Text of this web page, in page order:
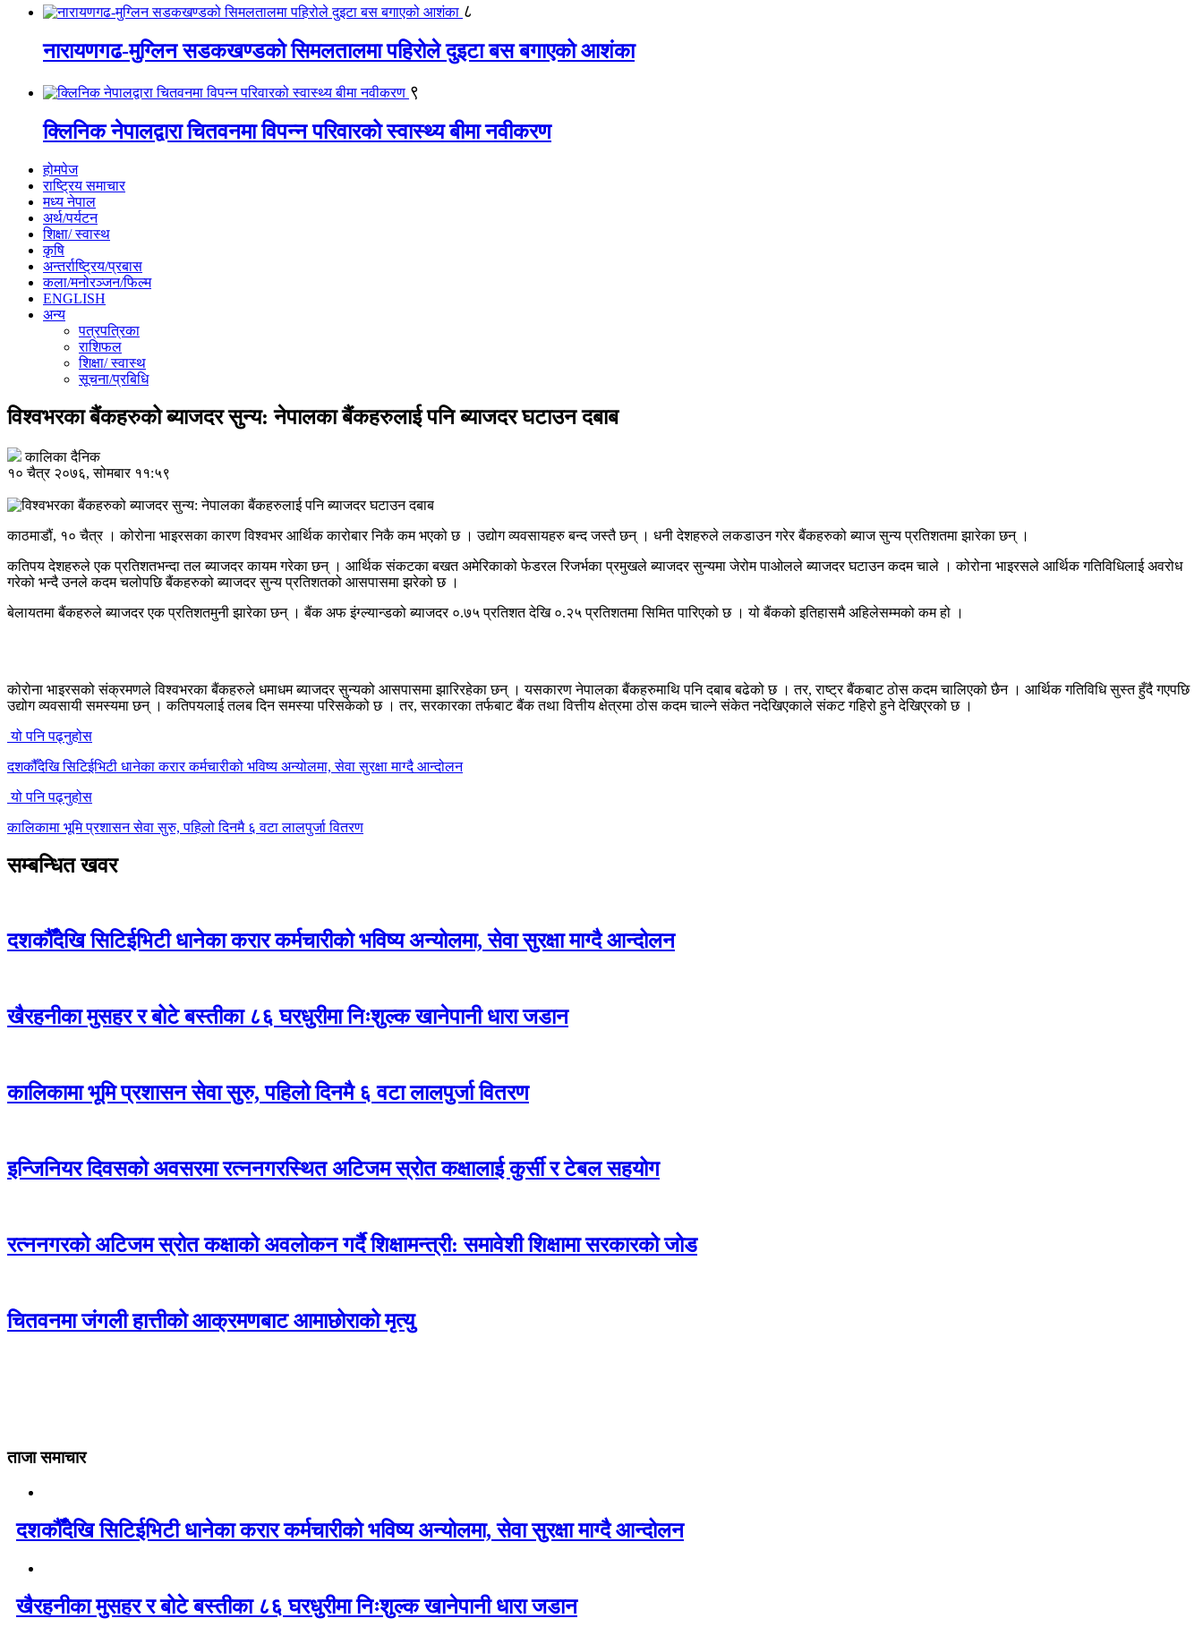
८
नारायणगढ-मुग्लिन सडकखण्डको सिमलतालमा पहिरोले दुइटा बस बगाएको आशंका
९
क्लिनिक नेपालद्वारा चितवनमा विपन्न परिवारको स्वास्थ्य बीमा नवीकरण
होमपेज
राष्ट्रिय समाचार
मध्य नेपाल
अर्थ/पर्यटन
शिक्षा/ स्वास्थ
कृषि
अन्तर्राष्ट्रिय/प्रबास
कला/मनोरञ्जन/फिल्म
ENGLISH
अन्य
पत्रपत्रिका
राशिफल
शिक्षा/ स्वास्थ
सूचना/प्रबिधि
विश्वभरका बैंकहरुको ब्याजदर सुन्य: नेपालका बैंकहरुलाई पनि ब्याजदर घटाउन दबाब
कालिका दैनिक
१० चैत्र २०७६, सोमबार ११:५९
काठमाडौं, १० चैत्र । कोरोना भाइरसका कारण विश्वभर आर्थिक कारोबार निकै कम भएको छ । उद्योग व्यवसायहरु बन्द जस्तै छन् । धनी देशहरुले लकडाउन गरेर बैंकहरुको ब्याज सुन्य प्रतिशतमा झारेका छन् ।
कतिपय देशहरुले एक प्रतिशतभन्दा तल ब्याजदर कायम गरेका छन् । आर्थिक संकटका बखत अमेरिकाको फेडरल रिजर्भका प्रमुखले ब्याजदर सुन्यमा जेरोम पाओलले ब्याजदर घटाउन कदम चाले । कोरोना भाइरसले आर्थिक गतिविधिलाई अवरोध
गरेको भन्दै उनले कदम चलोपछि बैंकहरुको ब्याजदर सुन्य प्रतिशतको आसपासमा झरेको छ ।
बेलायतमा बैंकहरुले ब्याजदर एक प्रतिशतमुनी झारेका छन् । बैंक अफ इंग्ल्यान्डको ब्याजदर ०.७५ प्रतिशत देखि ०.२५ प्रतिशतमा सिमित पारिएको छ । यो बैंकको इतिहासमै अहिलेसम्मको कम हो ।
कोरोना भाइरसको संक्रमणले विश्वभरका बैंकहरुले धमाधम ब्याजदर सुन्यको आसपासमा झारिरहेका छन् । यसकारण नेपालका बैंकहरुमाथि पनि दबाब बढेको छ । तर, राष्ट्र बैंकबाट ठोस कदम चालिएको छैन । आर्थिक गतिविधि सुस्त हुँदै गएपछि
उद्योग व्यवसायी समस्यमा छन् । कतिपयलाई तलब दिन समस्या परिसकेको छ । तर, सरकारका तर्फबाट बैंक तथा वित्तीय क्षेत्रमा ठोस कदम चाल्ने संकेत नदेखिएकाले संकट गहिरो हुने देखिए्रको छ ।
यो पनि पढ्नुहोस
दशकौँदेखि सिटिईभिटी धानेका करार कर्मचारीको भविष्य अन्योलमा, सेवा सुरक्षा माग्दै आन्दोलन
यो पनि पढ्नुहोस
कालिकामा भूमि प्रशासन सेवा सुरु, पहिलो दिनमै ६ वटा लालपुर्जा वितरण
सम्बन्धित खवर
दशकौँदेखि सिटिईभिटी धानेका करार कर्मचारीको भविष्य अन्योलमा, सेवा सुरक्षा माग्दै आन्दोलन
खैरहनीका मुसहर र बोटे बस्तीका ८६ घरधुरीमा निःशुल्क खानेपानी धारा जडान
कालिकामा भूमि प्रशासन सेवा सुरु, पहिलो दिनमै ६ वटा लालपुर्जा वितरण
इन्जिनियर दिवसको अवसरमा रत्ननगरस्थित अटिजम स्रोत कक्षालाई कुर्सी र टेबल सहयोग
रत्ननगरको अटिजम स्रोत कक्षाको अवलोकन गर्दै शिक्षामन्त्री: समावेशी शिक्षामा सरकारको जोड
चितवनमा जंगली हात्तीको आक्रमणबाट आमाछोराको मृत्यु
ताजा समाचार
दशकौँदेखि सिटिईभिटी धानेका करार कर्मचारीको भविष्य अन्योलमा, सेवा सुरक्षा माग्दै आन्दोलन
खैरहनीका मुसहर र बोटे बस्तीका ८६ घरधुरीमा निःशुल्क खानेपानी धारा जडान